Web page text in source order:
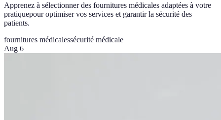
Apprenez à sélectionner des fournitures médicales adaptées à votre
pratiquepour optimiser vos services et garantir la sécurité des
patients.
fournitures médicalessécurité médicale
Aug 6